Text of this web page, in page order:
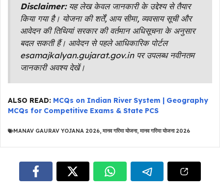
Disclaimer:यह लेख केवल जानकारी के उद्देश्य से तैयार
किया गया है। योजना की शर्तें, आय सीमा, व्यवसाय सूची और
आवेदन की तिथियां सरकार की वर्तमान अधिसूचना के अनुसार
बदल सकती हैं। आवेदन से पहले आधिकारिक पोर्टल
esamajkalyan.gujarat.gov.in पर उपलब्ध नवीनतम
जानकारी अवश्य देखें।
ALSO READ: MCQs on Indian River System | Geography
MCQs for Competitive Exams & State PCS
MANAV GAURAV YOJANA 2026, मानव गरिमा योजना, मानव गरिमा योजना 2026